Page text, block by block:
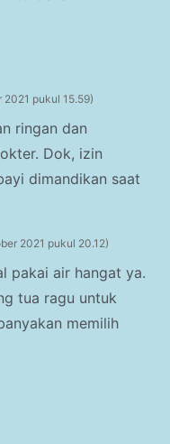
2021 pukul 15.59
ringan dan
Dok, izin
dimandikan saat
2021 pukul 20.12
pakai air hangat ya.
tua ragu untuk
memilih